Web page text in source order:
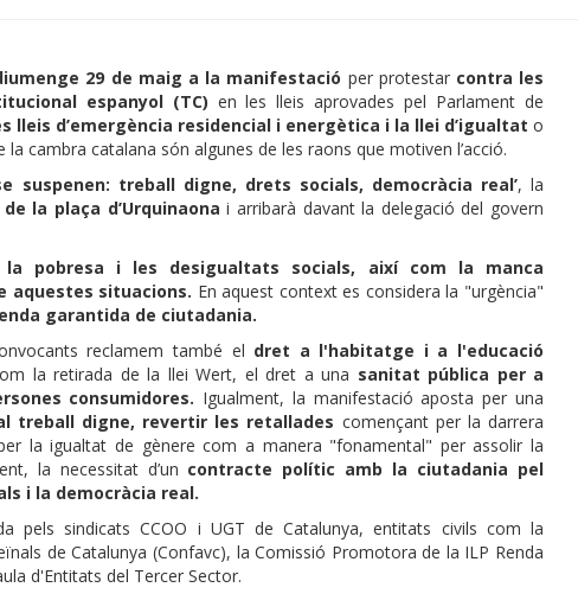
29 de maig a la manifestació per protestar contra les
espanyol (TC) en les lleis aprovades pel Parlament de
lleis d’emergència residencial i energètica i la llei d’igualtat o
cambra catalana són algunes de les raons que motiven l’acció.
suspenen: treball digne, drets socials, democràcia real’, la
de la plaça d’Urquinaona i arribarà davant la delegació del govern
la pobresa i les desigualtats socials, així com la manca
aquestes situacions. En aquest context es considera la "urgència"
garantida de ciutadania.
reclamem també el dret a l'habitatge i a l'educació
la retirada de la llei Wert, el dret a una sanitat pública per a
consumidores. Igualment, la manifestació aposta per una
treball digne, revertir les retallades començant per la darrera
la igualtat de gènere com a manera "fonamental" per assolir la
la necessitat d’un contracte polític amb la ciutadania pel
i la democràcia real.
pels sindicats CCOO i UGT de Catalunya, entitats civils com la
de Catalunya (Confavc), la Comissió Promotora de la ILP Renda
d'Entitats del Tercer Sector.